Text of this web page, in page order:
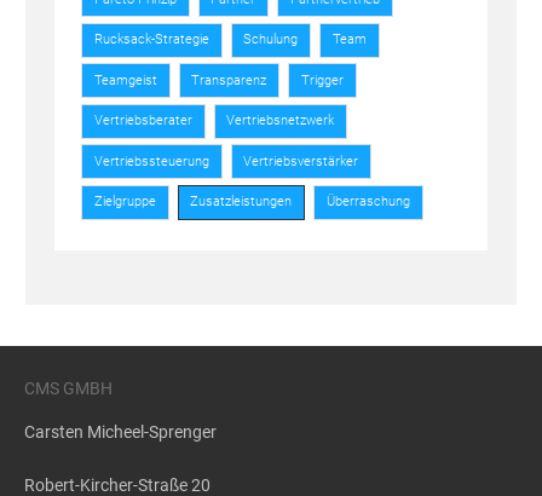
Rucksack-Strategie Schulung Team
Teamgeist Transparenz Trigger
Vertriebsberater Vertriebsnetzwerk
Vertriebssteuerung Vertriebsverstärker
Zielgruppe Zusatzleistungen Überraschung
CMS GMBH
Carsten Micheel-Sprenger
Robert-Kircher-Straße 20